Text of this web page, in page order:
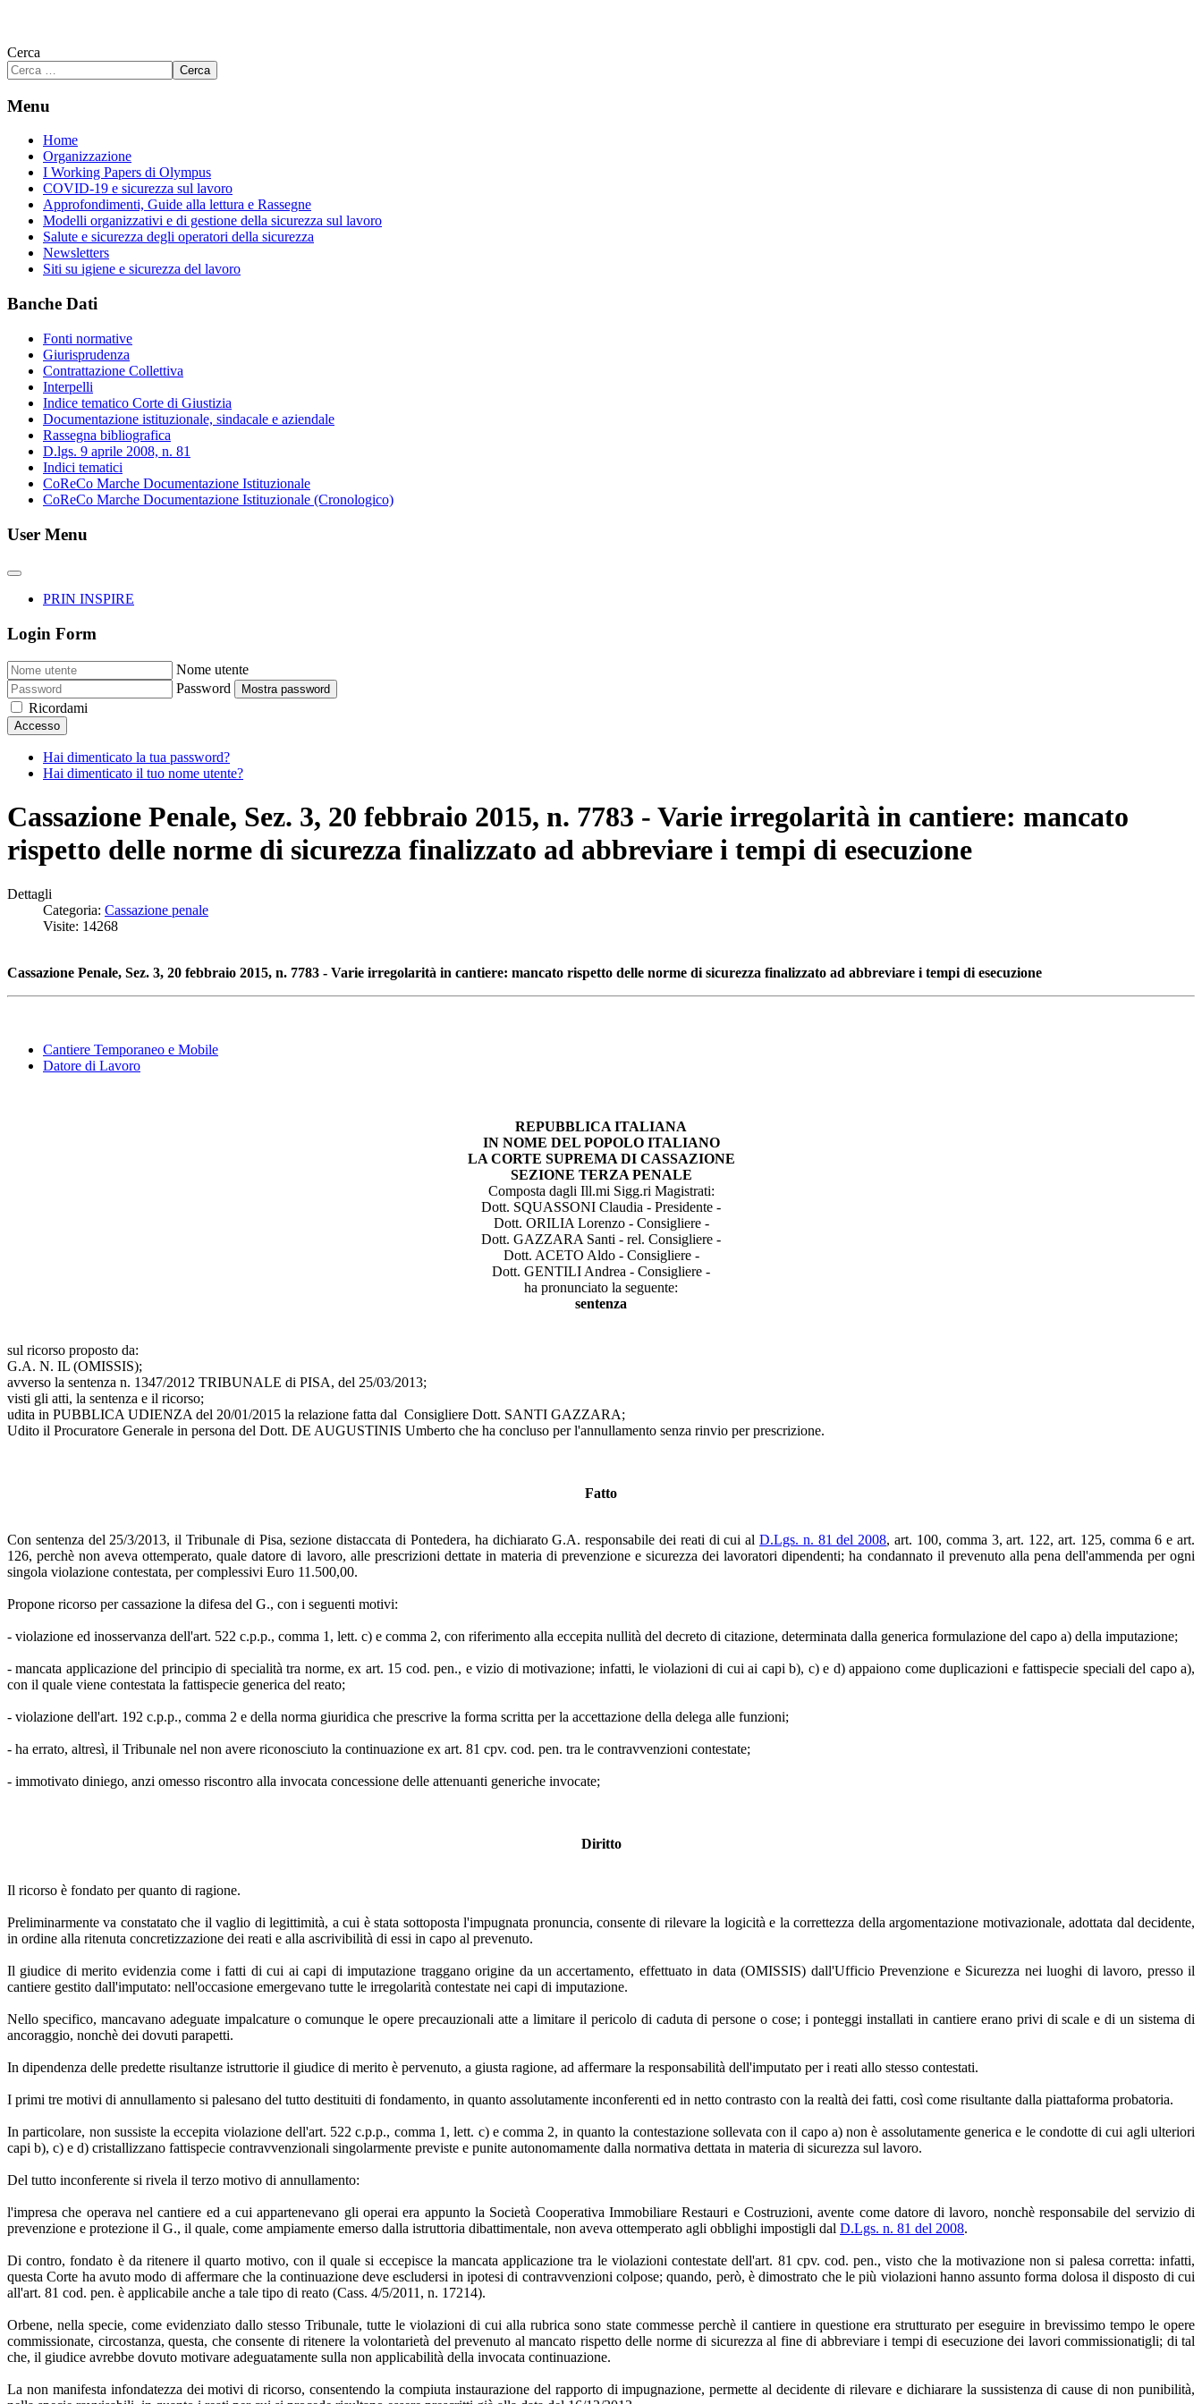
Cerca
Cerca
Menu
Home
Organizzazione
I Working Papers di Olympus
COVID-19 e sicurezza sul lavoro
Approfondimenti, Guide alla lettura e Rassegne
Modelli organizzativi e di gestione della sicurezza sul lavoro
Salute e sicurezza degli operatori della sicurezza
Newsletters
Siti su igiene e sicurezza del lavoro
Banche Dati
Fonti normative
Giurisprudenza
Contrattazione Collettiva
Interpelli
Indice tematico Corte di Giustizia
Documentazione istituzionale, sindacale e aziendale
Rassegna bibliografica
D.lgs. 9 aprile 2008, n. 81
Indici tematici
CoReCo Marche Documentazione Istituzionale
CoReCo Marche Documentazione Istituzionale (Cronologico)
User Menu
PRIN INSPIRE
Login Form
Nome utente
Password
Mostra password
Ricordami
Accesso
Hai dimenticato la tua password?
Hai dimenticato il tuo nome utente?
Cassazione Penale, Sez. 3, 20 febbraio 2015, n. 7783 - Varie irregolarità in cantiere: mancato
rispetto delle norme di sicurezza finalizzato ad abbreviare i tempi di esecuzione
Dettagli
Categoria: Cassazione penale
Visite: 14268
Cassazione Penale, Sez. 3, 20 febbraio 2015, n. 7783 - Varie irregolarità in cantiere: mancato rispetto delle norme di sicurezza finalizzato ad abbreviare i tempi di esecuzione
Cantiere Temporaneo e Mobile
Datore di Lavoro
REPUBBLICA ITALIANA
IN NOME DEL POPOLO ITALIANO
LA CORTE SUPREMA DI CASSAZIONE
SEZIONE TERZA PENALE
Composta dagli Ill.mi Sigg.ri Magistrati:
Dott. SQUASSONI Claudia - Presidente -
Dott. ORILIA Lorenzo - Consigliere -
Dott. GAZZARA Santi - rel. Consigliere -
Dott. ACETO Aldo - Consigliere -
Dott. GENTILI Andrea - Consigliere -
ha pronunciato la seguente:
sentenza
sul ricorso proposto da:
G.A. N. IL (OMISSIS);
avverso la sentenza n. 1347/2012 TRIBUNALE di PISA, del 25/03/2013;
visti gli atti, la sentenza e il ricorso;
udita in PUBBLICA UDIENZA del 20/01/2015 la relazione fatta dal Consigliere Dott. SANTI GAZZARA;
Udito il Procuratore Generale in persona del Dott. DE AUGUSTINIS Umberto che ha concluso per l'annullamento senza rinvio per prescrizione.
Fatto
Con sentenza del 25/3/2013, il Tribunale di Pisa, sezione distaccata di Pontedera, ha dichiarato G.A. responsabile dei reati di cui alD.Lgs. n. 81 del 2008, art. 100, comma 3, art. 122, art. 125, comma 6 e art.
126, perchè non aveva ottemperato, quale datore di lavoro, alle prescrizioni dettate in materia di prevenzione e sicurezza dei lavoratori dipendenti; ha condannato il prevenuto alla pena dell'ammenda per ogni
singola violazione contestata, per complessivi Euro 11.500,00.
Propone ricorso per cassazione la difesa del G., con i seguenti motivi:
- violazione ed inosservanza dell'art. 522 c.p.p., comma 1, lett. c) e comma 2, con riferimento alla eccepita nullità del decreto di citazione, determinata dalla generica formulazione del capo a) della imputazione;
- mancata applicazione del principio di specialità tra norme, ex art. 15 cod. pen., e vizio di motivazione; infatti, le violazioni di cui ai capi b), c) e d) appaiono come duplicazioni e fattispecie speciali del capo a),
con il quale viene contestata la fattispecie generica del reato;
- violazione dell'art. 192 c.p.p., comma 2 e della norma giuridica che prescrive la forma scritta per la accettazione della delega alle funzioni;
- ha errato, altresì, il Tribunale nel non avere riconosciuto la continuazione ex art. 81 cpv. cod. pen. tra le contravvenzioni contestate;
- immotivato diniego, anzi omesso riscontro alla invocata concessione delle attenuanti generiche invocate;
Diritto
Il ricorso è fondato per quanto di ragione.
Preliminarmente va constatato che il vaglio di legittimità, a cui è stata sottoposta l'impugnata pronuncia, consente di rilevare la logicità e la correttezza della argomentazione motivazionale, adottata dal decidente,
in ordine alla ritenuta concretizzazione dei reati e alla ascrivibilità di essi in capo al prevenuto.
Il giudice di merito evidenzia come i fatti di cui ai capi di imputazione traggano origine da un accertamento, effettuato in data (OMISSIS) dall'Ufficio Prevenzione e Sicurezza nei luoghi di lavoro, presso il
cantiere gestito dall'imputato: nell'occasione emergevano tutte le irregolarità contestate nei capi di imputazione.
Nello specifico, mancavano adeguate impalcature o comunque le opere precauzionali atte a limitare il pericolo di caduta di persone o cose; i ponteggi installati in cantiere erano privi di scale e di un sistema di
ancoraggio, nonchè dei dovuti parapetti.
In dipendenza delle predette risultanze istruttorie il giudice di merito è pervenuto, a giusta ragione, ad affermare la responsabilità dell'imputato per i reati allo stesso contestati.
I primi tre motivi di annullamento si palesano del tutto destituiti di fondamento, in quanto assolutamente inconferenti ed in netto contrasto con la realtà dei fatti, così come risultante dalla piattaforma probatoria.
In particolare, non sussiste la eccepita violazione dell'art. 522 c.p.p., comma 1, lett. c) e comma 2, in quanto la contestazione sollevata con il capo a) non è assolutamente generica e le condotte di cui agli ulteriori
capi b), c) e d) cristallizzano fattispecie contravvenzionali singolarmente previste e punite autonomamente dalla normativa dettata in materia di sicurezza sul lavoro.
Del tutto inconferente si rivela il terzo motivo di annullamento:
l'impresa che operava nel cantiere ed a cui appartenevano gli operai era appunto la Società Cooperativa Immobiliare Restauri e Costruzioni, avente come datore di lavoro, nonchè responsabile del servizio di
prevenzione e protezione il G., il quale, come ampiamente emerso dalla istruttoria dibattimentale, non aveva ottemperato agli obblighi impostigli dal D.Lgs. n. 81 del 2008.
Di contro, fondato è da ritenere il quarto motivo, con il quale si eccepisce la mancata applicazione tra le violazioni contestate dell'art. 81 cpv. cod. pen., visto che la motivazione non si palesa corretta: infatti,
questa Corte ha avuto modo di affermare che la continuazione deve escludersi in ipotesi di contravvenzioni colpose; quando, però, è dimostrato che le più violazioni hanno assunto forma dolosa il disposto di cui
all'art. 81 cod. pen. è applicabile anche a tale tipo di reato (Cass. 4/5/2011, n. 17214).
Orbene, nella specie, come evidenziato dallo stesso Tribunale, tutte le violazioni di cui alla rubrica sono state commesse perchè il cantiere in questione era strutturato per eseguire in brevissimo tempo le opere
commissionate, circostanza, questa, che consente di ritenere la volontarietà del prevenuto al mancato rispetto delle norme di sicurezza al fine di abbreviare i tempi di esecuzione dei lavori commissionatigli; di tal
che, il giudice avrebbe dovuto motivare adeguatamente sulla non applicabilità della invocata continuazione.
La non manifesta infondatezza dei motivi di ricorso, consentendo la compiuta instaurazione del rapporto di impugnazione, permette al decidente di rilevare e dichiarare la sussistenza di cause di non punibilità,